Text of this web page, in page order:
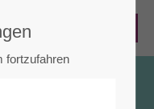
fortzufahren